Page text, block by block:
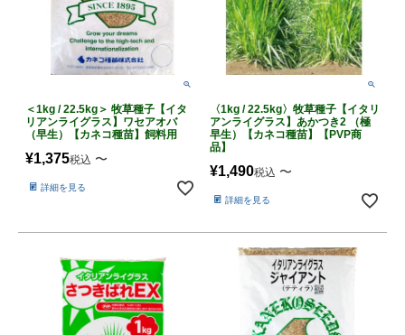
＜1kg / 22.5kg＞ 牧草種子【イタ
リアンライグラス】ワセアオバ
（早生）【カネコ種苗】飼料用
¥1,375税込 〜
詳細を見る
〈1kg / 22.5kg〉牧草種子【イタリ
アンライグラス】あかつき2 （極
早生）【カネコ種苗】【PVP商
品】
¥1,490税込 〜
詳細を見る